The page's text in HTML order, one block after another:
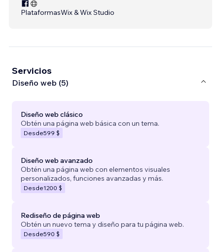
PlataformasWix & Wix Studio
Servicios
Diseño web (5)
Diseño web clásico
Obtén una página web básica con un tema.
Desde599 $
Diseño web avanzado
Obtén una página web con elementos visuales
personalizados, funciones avanzadas y más.
Desde1200 $
Rediseño de página web
Obtén un nuevo tema y diseño para tu página web.
Desde590 $